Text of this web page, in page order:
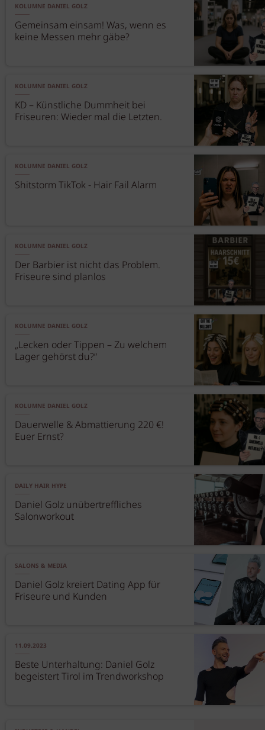
KOLUMNE DANIEL GOLZ
Gemeinsam einsam! Was, wenn es
keine Messen mehr gäbe?
KOLUMNE DANIEL GOLZ
KD – Künstliche Dummheit bei
Friseuren: Wieder mal die Letzten.
KOLUMNE DANIEL GOLZ
Shitstorm TikTok - Hair Fail Alarm
KOLUMNE DANIEL GOLZ
Der Barbier ist nicht das Problem.
Friseure sind planlos
KOLUMNE DANIEL GOLZ
„Lecken oder Tippen – Zu welchem
Lager gehörst du?“
KOLUMNE DANIEL GOLZ
Dauerwelle & Abmattierung 220 €!
Euer Ernst?
DAILY HAIR HYPE
Daniel Golz unübertreffliches
Salonworkout
SALONS & MEDIA
Daniel Golz kreiert Dating App für
Friseure und Kunden
11.09.2023
Beste Unterhaltung: Daniel Golz
begeistert Tirol im Trendworkshop